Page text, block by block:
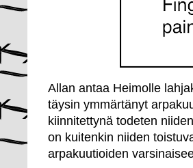
Allan antaa Heimolle
täysin ymmärtänyt
kiinnitettynä todeten
on kuitenkin niiden
arpakuutioiden